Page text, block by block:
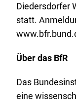
Diedersdorfer
statt.
Über das BfR
Das
eine